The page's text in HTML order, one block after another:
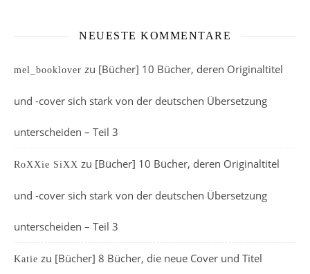
NEUESTE KOMMENTARE
mel_booklover zu [Bücher] 10 Bücher, deren Originaltitel
und -cover sich stark von der deutschen Übersetzung
unterscheiden – Teil 3
RoXXie SiXX zu [Bücher] 10 Bücher, deren Originaltitel
und -cover sich stark von der deutschen Übersetzung
unterscheiden – Teil 3
Katie zu [Bücher] 8 Bücher, die neue Cover und Titel